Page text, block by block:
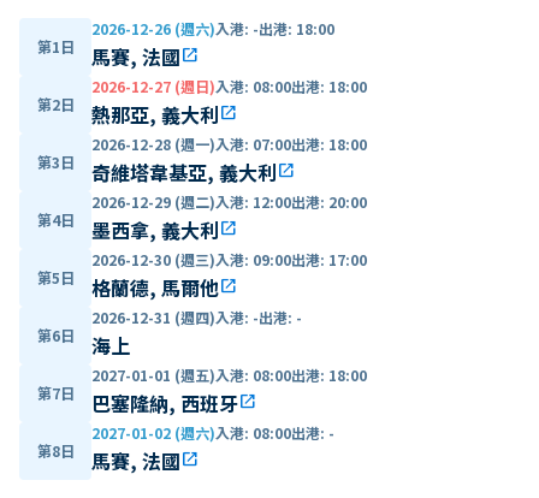
第1日
2026-12-26 (週六)入港: -出港: 18:00
馬賽, 法國open_in_new
第2日
2026-12-27 (週日)入港: 08:00出港: 18:00
熱那亞, 義大利open_in_new
第3日
2026-12-28 (週一)入港: 07:00出港: 18:00
奇維塔韋基亞, 義大利open_in_new
第4日
2026-12-29 (週二)入港: 12:00出港: 20:00
墨西拿, 義大利open_in_new
第5日
2026-12-30 (週三)入港: 09:00出港: 17:00
格蘭德, 馬爾他open_in_new
第6日
2026-12-31 (週四)入港: -出港: -
海上
第7日
2027-01-01 (週五)入港: 08:00出港: 18:00
巴塞隆納, 西班牙open_in_new
第8日
2027-01-02 (週六)入港: 08:00出港: -
馬賽, 法國open_in_new